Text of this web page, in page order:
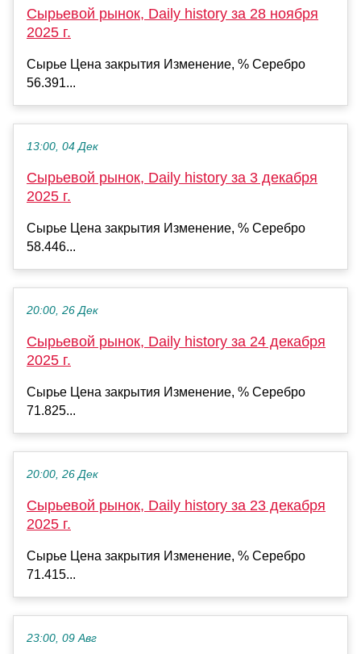
Сырьевой рынок, Daily history за 28 ноября
2025 г.
Сырье Цена закрытия Изменение, % Серебро
56.391...
13:00, 04 Дек
Сырьевой рынок, Daily history за 3 декабря
2025 г.
Сырье Цена закрытия Изменение, % Серебро
58.446...
20:00, 26 Дек
Сырьевой рынок, Daily history за 24 декабря
2025 г.
Сырье Цена закрытия Изменение, % Серебро
71.825...
20:00, 26 Дек
Сырьевой рынок, Daily history за 23 декабря
2025 г.
Сырье Цена закрытия Изменение, % Серебро
71.415...
23:00, 09 Авг